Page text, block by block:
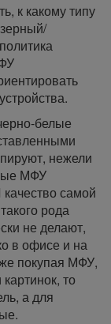
к какому типу
белые
нежели
МФУ
самой
рода
не делают,
в офисе и на
покупая МФУ,
то
а для